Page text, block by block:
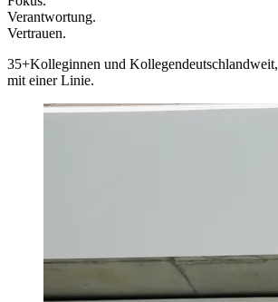
Verantwortung.
Vertrauen.
35+Kolleginnen und Kollegendeutschlandweit,
mit einer Linie.